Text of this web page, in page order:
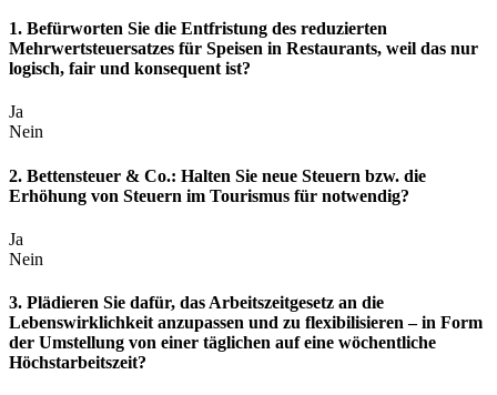
1. Befürworten Sie die Entfristung des reduzierten
Mehrwertsteuersatzes für Speisen in Restaurants, weil das nur
logisch, fair und konsequent ist?
Ja
Nein
2. Bettensteuer & Co.: Halten Sie neue Steuern bzw. die
Erhöhung von Steuern im Tourismus für notwendig?
Ja
Nein
3. Plädieren Sie dafür, das Arbeitszeitgesetz an die
Lebenswirklichkeit anzupassen und zu flexibilisieren – in Form
der Umstellung von einer täglichen auf eine wöchentliche
Höchstarbeitszeit?